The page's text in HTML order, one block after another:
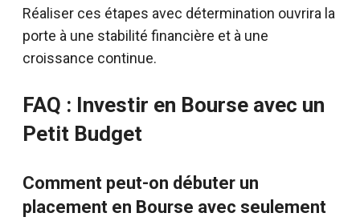
Réaliser ces étapes avec détermination ouvrira la
porte à une stabilité financière et à une
croissance continue.
FAQ : Investir en Bourse avec un
Petit Budget
Comment peut-on débuter un
placement en Bourse avec seulement